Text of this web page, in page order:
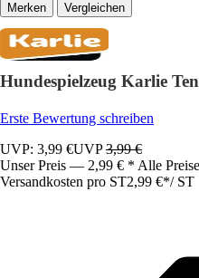
Vergleichen
Hundespielzeug Karlie
Erste Bewertung schreiben
UVP: 3,99 €UVP3,99 €
Unser Preis — 2,99 € * Alle
Versandkosten pro ST2,99 €*/ ST